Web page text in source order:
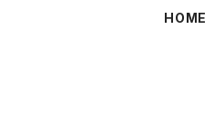
HOME